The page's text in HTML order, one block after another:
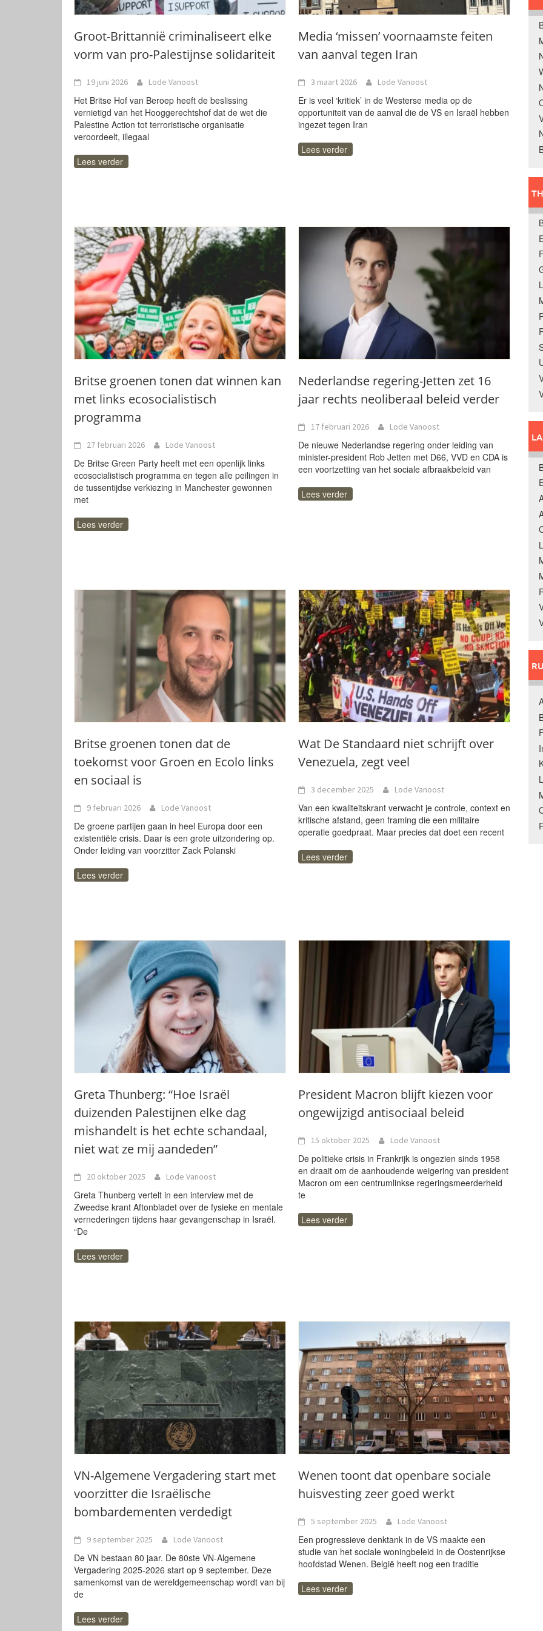
Groot-Brittannië criminaliseert elke
vorm van pro-Palestijnse solidariteit
19 juni 2026 Lode Vanoost
Het Britse Hof van Beroep heeft de beslissing
vernietigd van het Hooggerechtshof dat de wet die
Palestine Action tot terroristische organisatie
veroordeelt, illegaal
Lees verder
Media ‘missen’ voornaamste feiten
van aanval tegen Iran
3 maart 2026 Lode Vanoost
Er is veel ‘kritiek’ in de Westerse media op de
opportuniteit van de aanval die de VS en Israël hebben
ingezet tegen Iran
Lees verder
Britse groenen tonen dat winnen kan
met links ecosocialistisch
programma
27 februari 2026 Lode Vanoost
De Britse Green Party heeft met een openlijk links
ecosocialistisch programma en tegen alle peilingen in
de tussentijdse verkiezing in Manchester gewonnen
met
Lees verder
Nederlandse regering-Jetten zet 16
jaar rechts neoliberaal beleid verder
17 februari 2026 Lode Vanoost
De nieuwe Nederlandse regering onder leiding van
minister-president Rob Jetten met D66, VVD en CDA is
een voortzetting van het sociale afbraakbeleid van
Lees verder
Britse groenen tonen dat de
toekomst voor Groen en Ecolo links
en sociaal is
9 februari 2026 Lode Vanoost
De groene partijen gaan in heel Europa door een
existentiële crisis. Daar is een grote uitzondering op.
Onder leiding van voorzitter Zack Polanski
Lees verder
Wat De Standaard niet schrijft over
Venezuela, zegt veel
3 december 2025 Lode Vanoost
Van een kwaliteitskrant verwacht je controle, context en
kritische afstand, geen framing die een militaire
operatie goedpraat. Maar precies dat doet een recent
Lees verder
Greta Thunberg: “Hoe Israël
duizenden Palestijnen elke dag
mishandelt is het echte schandaal,
niet wat ze mij aandeden”
20 oktober 2025 Lode Vanoost
Greta Thunberg vertelt in een interview met de
Zweedse krant Aftonbladet over de fysieke en mentale
vernederingen tijdens haar gevangenschap in Israël.
“De
Lees verder
President Macron blijft kiezen voor
ongewijzigd antisociaal beleid
15 oktober 2025 Lode Vanoost
De politieke crisis in Frankrijk is ongezien sinds 1958
en draait om de aanhoudende weigering van president
Macron om een centrumlinkse regeringsmeerderheid
te
Lees verder
VN-Algemene Vergadering start met
voorzitter die Israëlische
bombardementen verdedigt
9 september 2025 Lode Vanoost
De VN bestaan 80 jaar. De 80ste VN-Algemene
Vergadering 2025-2026 start op 9 september. Deze
samenkomst van de wereldgemeenschap wordt van bij
de
Lees verder
Wenen toont dat openbare sociale
huisvesting zeer goed werkt
5 september 2025 Lode Vanoost
Een progressieve denktank in de VS maakte een
studie van het sociale woningbeleid in de Oostenrijkse
hoofdstad Wenen. België heeft nog een traditie
Lees verder